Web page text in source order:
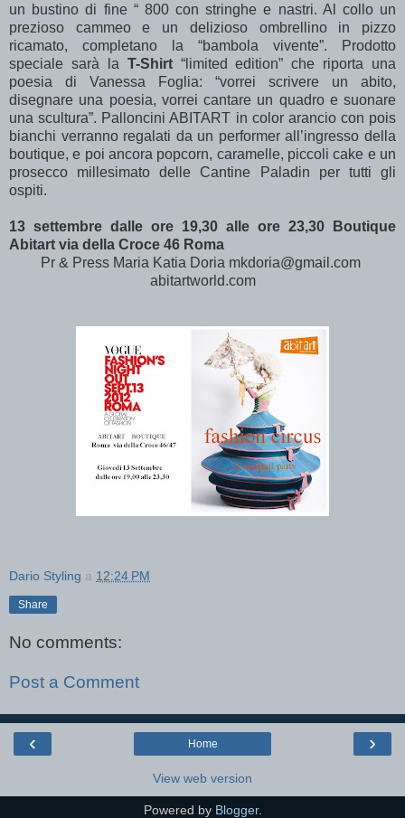
un bustino di fine “ 800 con stringhe e nastri. Al collo un
prezioso cammeo e un delizioso ombrellino in pizzo
ricamato, completano la “bambola vivente”. Prodotto
speciale sarà la T-Shirt “limited edition” che riporta una
poesia di Vanessa Foglia: “vorrei scrivere un abito,
disegnare una poesia, vorrei cantare un quadro e suonare
una scultura”. Palloncini ABITART in color arancio con pois
bianchi verranno regalati da un performer all’ingresso della
boutique, e poi ancora popcorn, caramelle, piccoli cake e un
prosecco millesimato delle Cantine Paladin per tutti gli
ospiti.
13 settembre dalle ore 19,30 alle ore 23,30 Boutique
Abitart via della Croce 46 Roma
Pr & Press Maria Katia Doria mkdoria@gmail.com
abitartworld.com
Dario Styling a 12:24 PM
Share
No comments:
Post a Comment
‹ ›
Home
View web version
Powered by Blogger.